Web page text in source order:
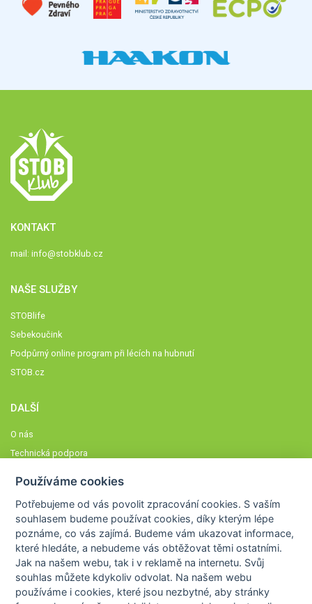
KONTAKT
mail: info@stobklub.cz
NAŠE SLUŽBY
STOBlife
Sebekoučink
Podpůrný online program při lécích na hubnutí
STOB.cz
DALŠÍ
O nás
Technická podpora
Členové STOBklubu
Zásady nakládání s osobními údaji
Otestujte se
Spočítejte si
Výzva 52
Používáme cookies
Potřebujeme od vás povolit zpracování cookies. S vaším
souhlasem budeme používat cookies, díky kterým lépe
poznáme,co vás zajímá. Budeme vám ukazovat informace,
které hledáte, a nebudeme vás obtěžovat těmi ostatními.
Jak na našem webu, tak i v reklamě na internetu. Svůj
souhlas můžete kdykoliv odvolat. Na našem webu
používáme i cookies, které jsou nezbytné, aby stránky